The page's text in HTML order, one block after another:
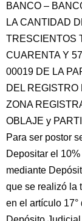
BANCO –
LA CANTIDAD
TRESCIENTOS
CUARENTA Y
00019 DE LA
DEL
ZONA
OBLAJE y
Para ser postor
Depositar el
mediante
que se realizó la
en el artículo